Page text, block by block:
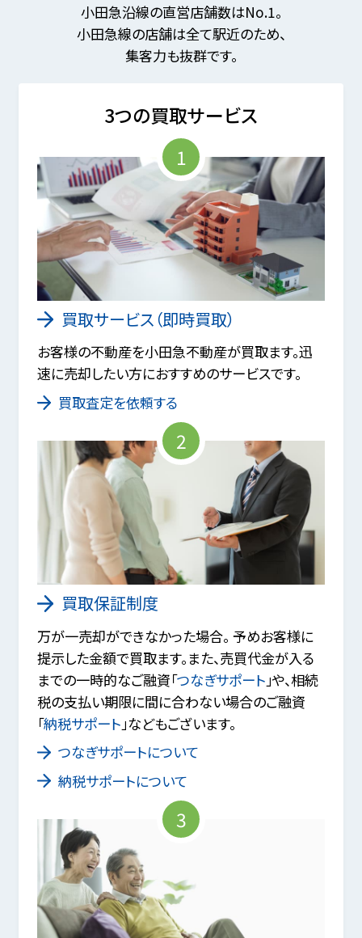
小田急沿線の直営店舗数はNo.1。
小田急線の店舗は全て駅近のため、
集客力も抜群です。
3つの買取サービス
1
買取サービス（即時買取）
お客様の不動産を小田急不動産が買取ます。迅
速に売却したい方におすすめのサービスです。
買取査定を依頼する
2
買取保証制度
万が一売却ができなかった場合。 予めお客様に
提示した金額で買取ます。また、売買代金が入る
までの一時的なご融資「つなぎサポート 」や、相続
税の支払い期限に間に合わない場合のご融資
「納税サポート 」などもございます。
つなぎサポートについて
納税サポートについて
3